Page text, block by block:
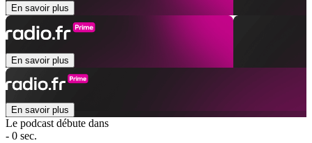
En savoir plus
En savoir plus
En savoir plus
Le podcast débute dans
- 0 sec.